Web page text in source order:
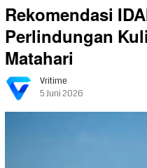
Rekomendasi
Perlindungan
Matahari
Vritime
5 Juni 2026